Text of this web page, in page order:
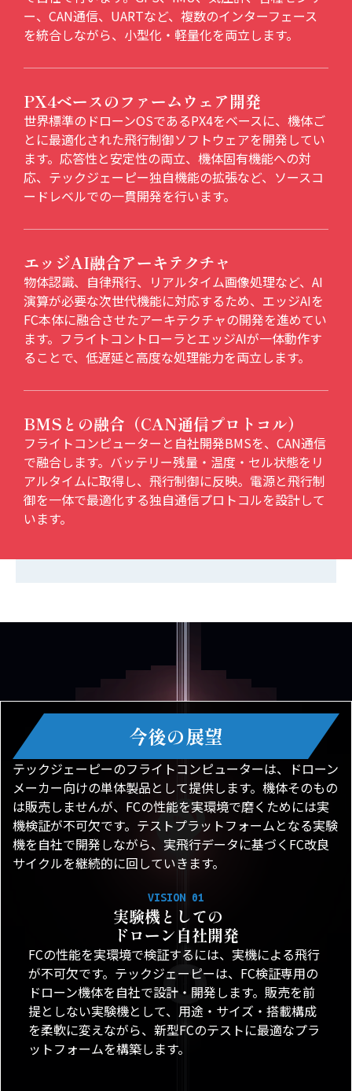
ー、CAN通信、UARTなど、複数のインターフェース
を統合しながら、小型化・軽量化を両立します。
PX4ベースのファームウェア開発
世界標準のドローンOSであるPX4をベースに、機体ご
とに最適化された飛行制御ソフトウェアを開発してい
ます。応答性と安定性の両立、機体固有機能への対
応、テックジェーピー独自機能の拡張など、ソースコ
ードレベルでの一貫開発を行います。
エッジAI融合アーキテクチャ
物体認識、自律飛行、リアルタイム画像処理など、AI
演算が必要な次世代機能に対応するため、エッジAIを
FC本体に融合させたアーキテクチャの開発を進めてい
ます。フライトコントローラとエッジAIが一体動作す
ることで、低遅延と高度な処理能力を両立します。
BMSとの融合（CAN通信プロトコル）
フライトコンピューターと自社開発BMSを、CAN通信
で融合します。バッテリー残量・温度・セル状態をリ
アルタイムに取得し、飛行制御に反映。電源と飛行制
御を一体で最適化する独自通信プロトコルを設計して
います。
今後の展望
テックジェーピーのフライトコンピューターは、ドローン
メーカー向けの単体製品として提供します。機体そのもの
は販売しませんが、FCの性能を実環境で磨くためには実
機検証が不可欠です。テストプラットフォームとなる実験
機を自社で開発しながら、実飛行データに基づくFC改良
サイクルを継続的に回していきます。
VISION 01
実験機としての
ドローン自社開発
FCの性能を実環境で検証するには、実機による飛行
が不可欠です。テックジェーピーは、FC検証専用の
ドローン機体を自社で設計・開発します。販売を前
提としない実験機として、用途・サイズ・搭載構成
を柔軟に変えながら、新型FCのテストに最適なプラ
ットフォームを構築します。